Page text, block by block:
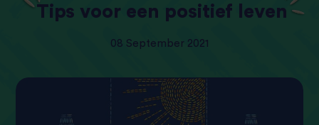
Tips voor een positief leven
08 September 2021